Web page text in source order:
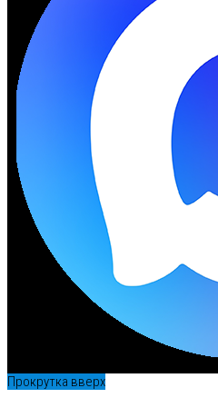
Прокрутка вверх